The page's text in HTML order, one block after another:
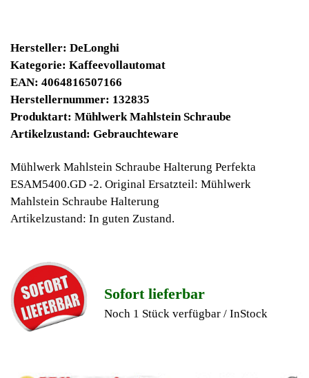
Winpoints JACKPOT liegt bei:
Jetzt kaufen
Ab 10€ Warenwert ist die Lieferung